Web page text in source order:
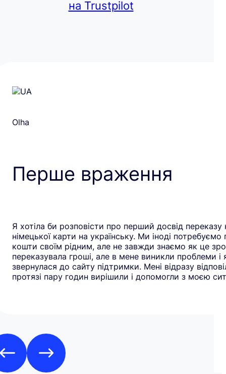
на Trustpilot
Olha
Перше враження
Я хотіла би розповісти про перший досвід переказу
німецької карти на українську. Ми іноді потребуємо
кошти своїм рідним, але не завжди знаємо як це
переказувала гроші, але в мене виникли проблеми і
звернулася до сайту підтримки. Мені відразу
протязі пару годин вирішили і допомогли з моєю